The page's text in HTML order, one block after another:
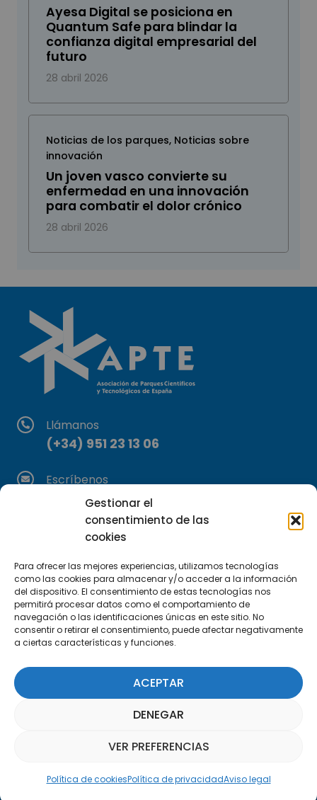
Gestionar el
consentimiento de las
cookies
Para ofrecer las mejores experiencias, utilizamos tecnologías
como las cookies para almacenar y/o acceder a la información
del dispositivo. El consentimiento de estas tecnologías nos
permitirá procesar datos como el comportamiento de
navegación o las identificaciones únicas en este sitio. No
consentir o retirar el consentimiento, puede afectar negativamente
a ciertas características y funciones.
ACEPTAR
DENEGAR
VER PREFERENCIAS
Política de cookiesPolítica de privacidadAviso legal
Ayesa Digital se posiciona en
Quantum Safe para blindar la
confianza digital empresarial del
futuro
28 abril 2026
Noticias de los parques, Noticias sobre
innovación
Un joven vasco convierte su
enfermedad en una innovación
para combatir el dolor crónico
28 abril 2026
Llámanos
(+34) 951 23 13 06
Escríbenos
info@apte.org
Encuéntranos
29590 Campanillas, Málaga
Suscríbete a nuestra Newsletter